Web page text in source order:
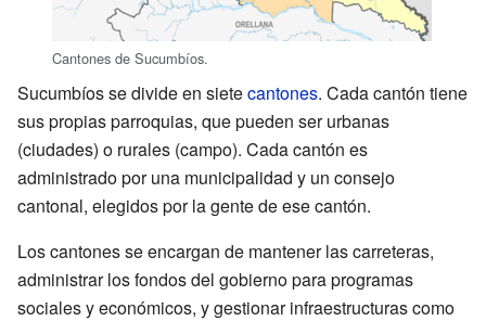
Cantones de Sucumbíos.
Sucumbíos se divide en sietecantones. Cada cantón tiene
sus propias parroquias, que pueden ser urbanas
(ciudades) o rurales (campo). Cada cantón es
administrado por una municipalidad y un consejo
cantonal, elegidos por la gente de ese cantón.
Los cantones se encargan de mantener las carreteras,
administrar los fondos del gobierno para programas
sociales y económicos, y gestionar infraestructuras como